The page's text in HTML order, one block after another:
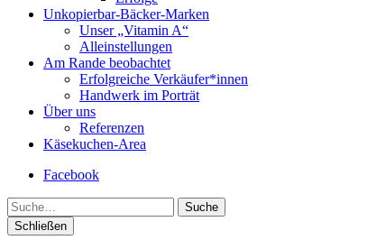
Unkopierbar-Bäcker-Marken
Unser „Vitamin A“
Alleinstellungen
Am Rande beobachtet
Erfolgreiche Verkäufer*innen
Handwerk im Porträt
Über uns
Referenzen
Käsekuchen-Area
Facebook
Suche
Schließen